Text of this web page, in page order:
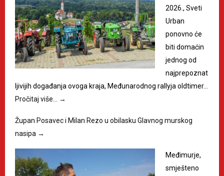
2026., Sveti
Urban
ponovno će
biti domaćin
jednog od
najprepoznat
ljivijih događanja ovoga kraja, Međunarodnog rallyja oldtimer…
Pročitaj više…
→
Župan Posavec i Milan Rezo u obilasku Glavnog murskog
nasipa →
Međimurje,
smješteno